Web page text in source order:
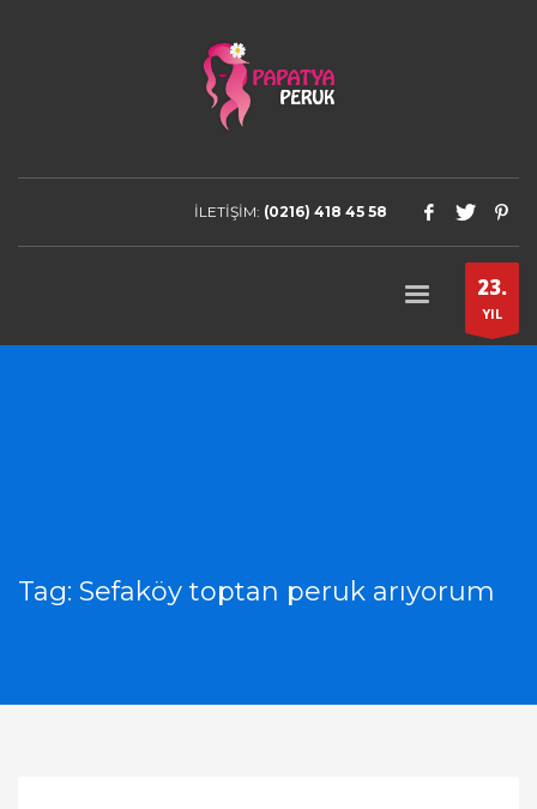
İLETİŞİM: (0216) 418 45 58
23.
YIL
Tag: Sefaköy toptan peruk arıyorum